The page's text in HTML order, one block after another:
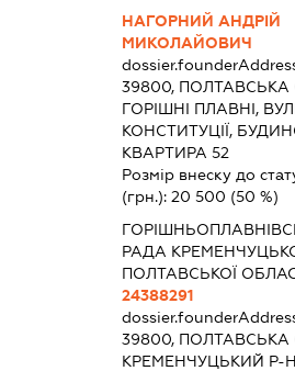
НАГОРНИЙ АНДРІЙ
МИКОЛАЙОВИЧ
39800, ПОЛТАВСЬКА
ГОРІШНІ ПЛАВНІ,
КОНСТИТУЦІЇ,
КВАРТИРА 52
Розмір внеску до
(грн.):20 500 (50 %)
РАДА
ПОЛТАВСЬКОЇ
24388291
39800, ПОЛТАВСЬКА
КРЕМЕНЧУЦЬКИЙ Р-